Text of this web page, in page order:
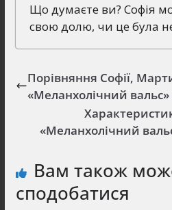
Що думаєте ви? Софія
свою долю, чи це була
Порівняння Софії,
«Меланхолічний
«Меланхолічний
Вам також
сподобатися